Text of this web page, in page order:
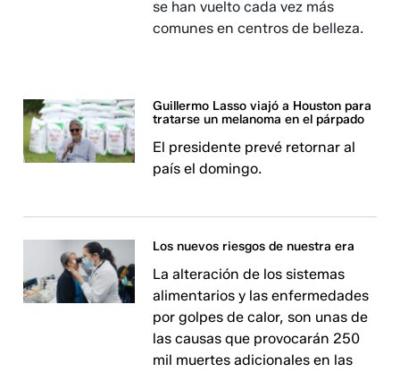
se han vuelto cada vez más
comunes en centros de belleza.
Guillermo Lasso viajó a Houston para
tratarse un melanoma en el párpado
El presidente prevé retornar al
país el domingo.
Los nuevos riesgos de nuestra era
La alteración de los sistemas
alimentarios y las enfermedades
por golpes de calor, son unas de
las causas que provocarán 250
mil muertes adicionales en las